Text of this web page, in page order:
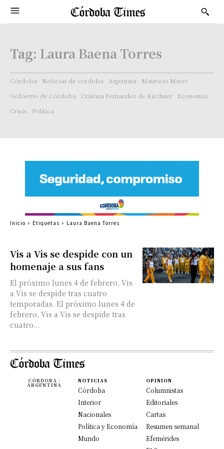
Tag: Laura Baena Torres
Córdoba Noticias de cordoba Argentina
Mauricio Macri
Gobierno de Córdoba
Cristina Fernandez de Kirchner
Economía
Crisis
Politica
Vis a Vis se despide con un
homenaje a sus fans
El próximo lunes 4 de febrero, Vis
a Vis se despide tras cuatro
temporadas. El próximo lunes 4 de
febrero, Vis a Vis se despide tras
cuatro...
Inicio Etiquetas Laura Baena Torres
CÓRDOBA -
ARGENTINA
NOTICIAS
Córdoba
Interior
Nacionales
Política y Economía
Mundo
OPINION
Columnistas
Editoriales
Cartas
Resumen semanal
Efemérides